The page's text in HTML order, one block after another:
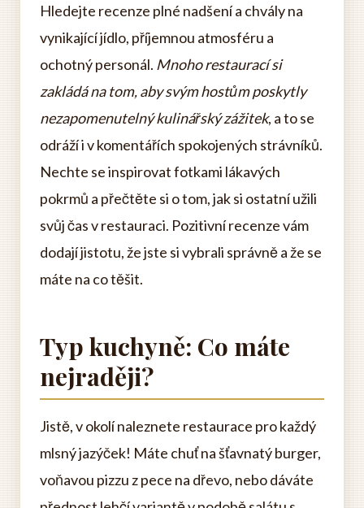
Hledejte recenze plné nadšení a chvály na
vynikající jídlo, příjemnou atmosféru a
ochotný personál. Mnoho restaurací si
zakládá na tom, aby svým hostům poskytly
nezapomenutelný kulinářský zážitek, a to se
odráží i v komentářích spokojených strávníků.
Nechte se inspirovat fotkami lákavých
pokrmů a přečtěte si o tom, jak si ostatní užili
svůj čas v restauraci. Pozitivní recenze vám
dodají jistotu, že jste si vybrali správně a že se
máte na co těšit.
Typ kuchyně: Co máte
nejraději?
Jistě, v okolí naleznete restaurace pro každý
mlsný jazýček! Máte chuť na šťavnatý burger,
voňavou pizzu z pece na dřevo, nebo dáváte